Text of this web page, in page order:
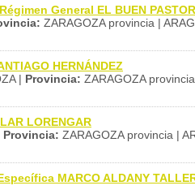
General EL BUEN PASTOR
ZARAGOZA provincia |
HERNÁNDEZ
| Provincia: ZARAGOZA
LORENGAR
Provincia: ZARAGOZA provincia |
MARCO ALDANY